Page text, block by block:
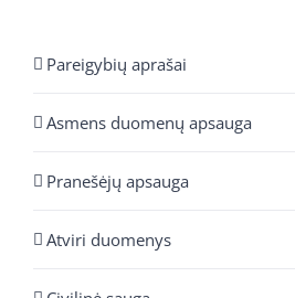
Pareigybių aprašai
Asmens duomenų apsauga
Pranešėjų apsauga
Atviri duomenys